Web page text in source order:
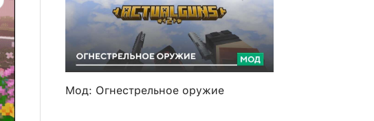
Мод: Огнестрельное оружие